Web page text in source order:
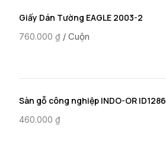
Giấy Dán Tường EAGLE 2003-2
760.000 ₫ / Cuộn
Sàn gỗ công nghiệp INDO-OR ID1286
460.000 ₫